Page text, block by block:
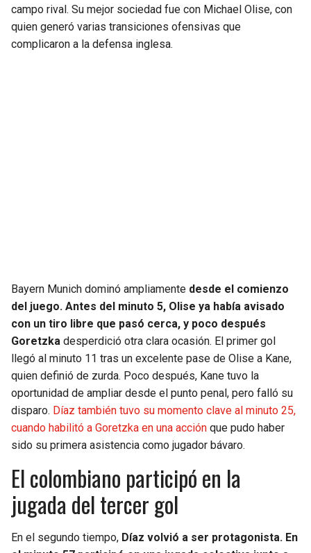
LIONS
NUGGETS
campo rival. Su mejor sociedad fue con Michael Olise, con
quien generó varias transiciones ofensivas que
complicaron a la defensa inglesa.
Bayern Munich dominó ampliamente desde el comienzo
del juego. Antes del minuto 5, Olise ya había avisado
con un tiro libre que pasó cerca, y poco después
Goretzka desperdició otra clara ocasión. El primer gol
llegó al minuto 11 tras un excelente pase de Olise a Kane,
quien definió de zurda. Poco después, Kane tuvo la
oportunidad de ampliar desde el punto penal, pero falló su
disparo. Díaz también tuvo su momento clave al minuto 25,
cuando habilitó a Goretzka en una acción que pudo haber
sido su primera asistencia como jugador bávaro.
El colombiano participó en la
jugada del tercer gol
En el segundo tiempo, Díaz volvió a ser protagonista. En